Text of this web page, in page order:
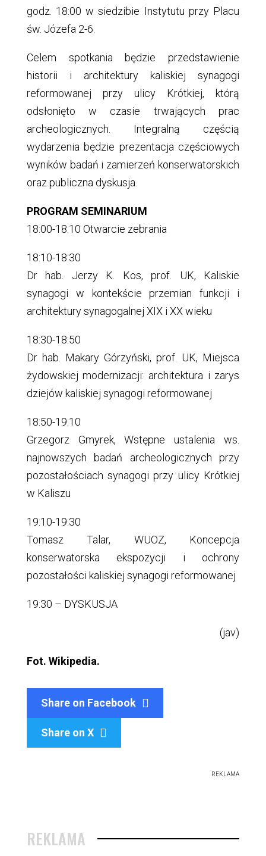
godz. 18:00 w siedzibie Instytutu przy Placu
św. Józefa 2-6.
Celem spotkania będzie przedstawienie
historii i architektury kaliskiej synagogi
reformowanej przy ulicy Krótkiej, którą
odsłonięto w czasie trwających prac
archeologicznych. Integralną częścią
wydarzenia będzie prezentacja częściowych
wyników badań i zamierzeń konserwatorskich
oraz publiczna dyskusja.
PROGRAM SEMINARIUM
18:00-18:10 Otwarcie zebrania
18:10-18:30
Dr hab. Jerzy K. Kos, prof. UK, Kaliskie
synagogi w kontekście przemian funkcji i
architektury synagogalnej XIX i XX wieku
18:30-18:50
Dr hab. Makary Górzyński, prof. UK, Miejsca
żydowskiej modernizacji: architektura i zarys
dziejów kaliskiej synagogi reformowanej
18:50-19:10
Grzegorz Gmyrek, Wstępne ustalenia ws.
najnowszych badań archeologicznych przy
pozostałościach synagogi przy ulicy Krótkiej
w Kaliszu
19:10-19:30
Tomasz Talar, WUOZ, Koncepcja
konserwatorska ekspozycji i ochrony
pozostałości kaliskiej synagogi reformowanej
19:30 – DYSKUSJA
(jav)
Fot. Wikipedia.
Share on Facebook
Share on X 
REKLAMA
REKLAMA